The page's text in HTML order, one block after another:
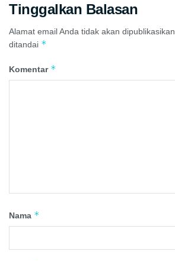
Tinggalkan Balasan
Alamat email Anda tidak akan dipublikasikan.
ditandai *
Komentar *
Nama *